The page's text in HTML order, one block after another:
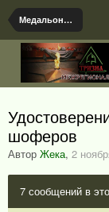
Медальоны, документы и именные предметы найденые поисковыми отрядами
шоферов
Автор Жека, 2
7 сообщений в